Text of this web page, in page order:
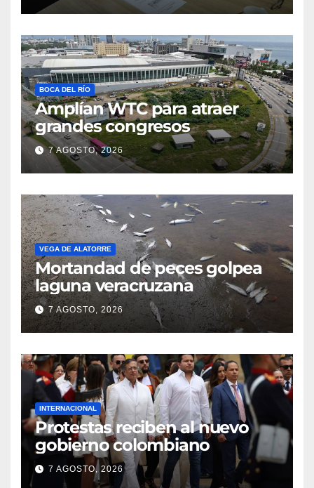
BOCA DEL RÍO
Amplían WTC para atraer
grandes congresos
7 AGOSTO, 2026
VEGA DE ALATORRE
Mortandad de peces golpea
laguna veracruzana
7 AGOSTO, 2026
INTERNACIONAL
Protestas reciben al nuevo
gobierno colombiano
7 AGOSTO, 2026